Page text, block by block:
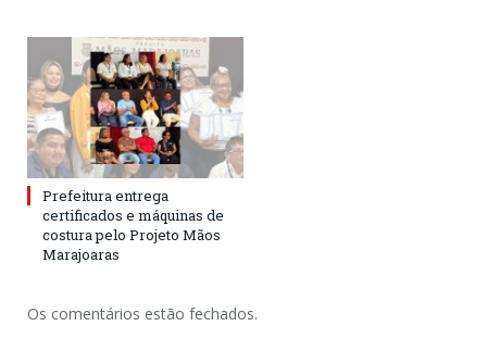
Prefeitura entrega
certificados e máquinas de
costura pelo Projeto Mãos
Marajoaras
Os comentários estão fechados.